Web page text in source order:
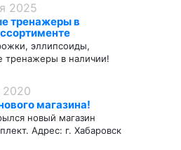
2025
тренажеры в
эллипсоиды,
тренажеры в наличии!
2020
магазина!
новый магазин
Адрес: г. Хабаровск